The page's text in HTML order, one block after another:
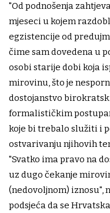
"Od podnošenja
mjeseci u kojem
egzistencije od
čime sam dovedena u
osobi starije dobi koja
mirovinu, što je
dostojanstvo
formalističkim
koje bi trebalo služiti i
ostvarivanju njihovih
"Svatko ima pravo na
uz dugo čekanje
(nedovoljnom) iznosu",
podsjeća da se